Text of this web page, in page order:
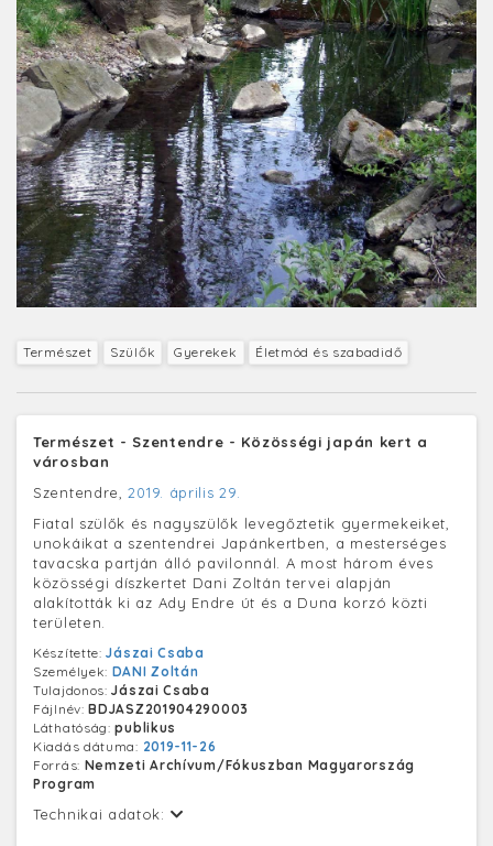
Természet Szülők Gyerekek Életmód és szabadidő
Természet - Szentendre - Közösségi japán kert a
városban
Szentendre,2019. április 29.
Fiatal szülők és nagyszülők levegőztetik gyermekeiket,
unokáikat a szentendrei Japánkertben, a mesterséges
tavacska partján álló pavilonnál. A most három éves
közösségi díszkertet Dani Zoltán tervei alapján
alakították ki az Ady Endre út és a Duna korzó közti
területen.
Készítette:Jászai Csaba
Személyek: DANI Zoltán
Tulajdonos:Jászai Csaba
Fájlnév:BDJASZ201904290003
Láthatóság:publikus
Kiadás dátuma: 2019-11-26
Forrás: Nemzeti Archívum/Fókuszban Magyarország
Program
Technikai adatok: